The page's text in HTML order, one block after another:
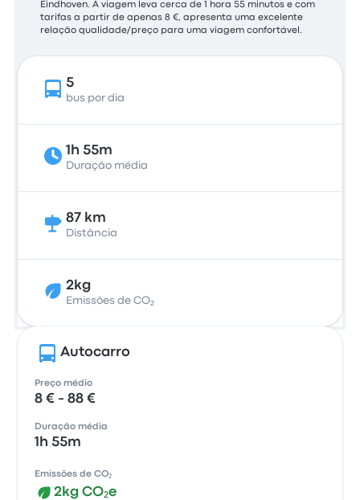
Eindhoven. A viagem leva cerca de 1 hora 55 minutos e com
tarifas a partir de apenas 8 €, apresenta uma excelente
relação qualidade/preço para uma viagem confortável.
5
bus por dia
1h 55m
Duração média
87 km
Distância
2kg
Emissões de CO₂
Autocarro
Preço médio
8 € - 88 €
Duração média
1h 55m
Emissões de CO₂
2kg CO₂e